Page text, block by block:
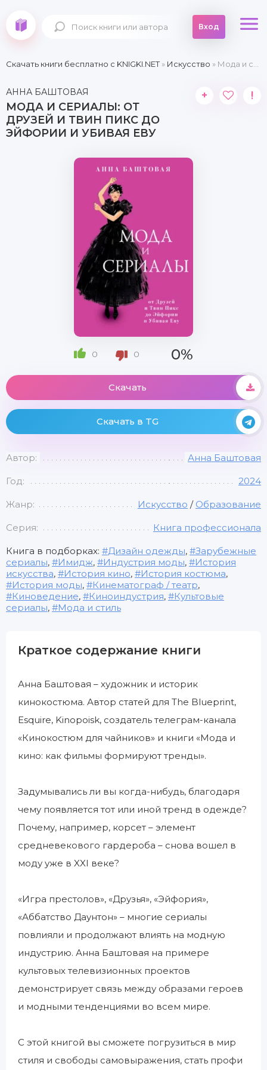
Вход
Скачать книги бесплатно c KNIGKI.NET» Искусство » Мода и сериалы: от Друзей и Твин Пикс до Эйфории и Убивая Еву
АННА БАШТОВАЯ
МОДА И СЕРИАЛЫ: ОТ
ДРУЗЕЙ И ТВИН ПИКС ДО
ЭЙФОРИИ И УБИВАЯ ЕВУ
+ !
0 0 0%
Скачать
Скачать в TG
Автор: Анна Баштовая
Год: 2024
Жанр: Искусство / Образование
Серия: Книга профессионала
Книга в подборках: Дизайн одежды,
Зарубежные
сериалы, Имидж, Индустрия моды,
История
искусства, История кино, История костюма,
История моды, Кинематограф / театр,
Киноведение, Киноиндустрия,
Культовые
сериалы, Мода и стиль
Краткое содержание книги
Анна Баштовая – художник и историк
кинокостюма. Автор статей для The Blueprint,
Esquire, Kinopoisk, создатель телеграм-канала
«Кинокостюм для чайников» и книги «Мода и
кино: как фильмы формируют тренды».
Задумывались ли вы когда-нибудь, благодаря
чему появляется тот или иной тренд в одежде?
Почему, например, корсет – элемент
средневекового гардероба – снова вошел в
моду уже в XXI веке?
«Игра престолов», «Друзья», «Эйфория»,
«Аббатство Даунтон» – многие сериалы
повлияли и продолжают влиять на модную
индустрию. Анна Баштовая на примере
культовых телевизионных проектов
демонстрирует связь между образами героев
и модными тенденциями во всем мире.
С этой книгой вы сможете погрузиться в мир
стиля и свободы самовыражения, стать профи